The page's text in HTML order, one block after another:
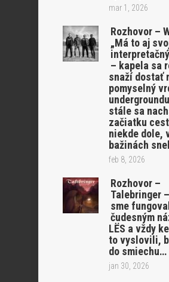
mar 1, 2026
Rozhovor –
„Má to aj
– kapela sa
snaží dostať
pomyselný
stále sa
začiatku
niekde dole,
bažinách
feb 8, 2026
Rozhovor –
Talebringer
sme
čudesným
LËS a vždy
to vyslovili,
do smiechu…
jan 30, 2026